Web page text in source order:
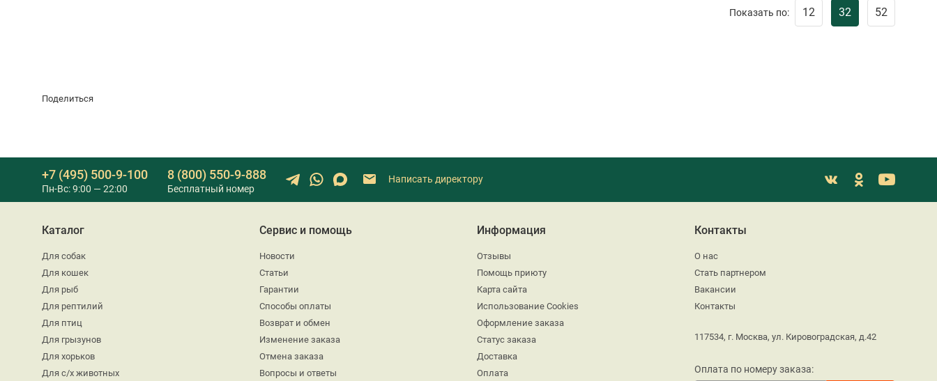
Показать по: 12 32 52
Поделиться
+7 (495) 500-9-100
Пн-Вс: 9:00 — 22:00
8 (800) 550-9-888
Бесплатный номер
Написать директору
Каталог
Для собак
Для кошек
Для рыб
Для рептилий
Для птиц
Для грызунов
Для хорьков
Для с/х животных
Сервис и помощь
Новости
Статьи
Гарантии
Способы оплаты
Возврат и обмен
Изменение заказа
Отмена заказа
Вопросы и ответы
Информация
Отзывы
Помощь приюту
Карта сайта
Использование Cookies
Оформление заказа
Статус заказа
Доставка
Оплата
Контакты
О нас
Стать партнером
Вакансии
Контакты
117534, г. Москва, ул. Кировоградская, д.42
Оплата по номеру заказа: